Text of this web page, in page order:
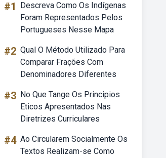
#1
Descreva Como Os Indígenas
Foram Representados Pelos
Portugueses Nesse Mapa
#2 Qual O Método Utilizado Para
Comparar Frações Com
Denominadores Diferentes
#3 No Que Tange Os Principios
Eticos Apresentados Nas
Diretrizes Curriculares
#4 Ao Circularem Socialmente Os
Textos Realizam-se Como